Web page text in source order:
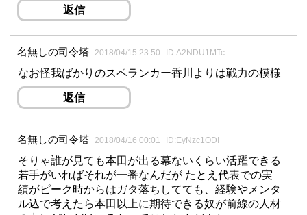
返信
名無しの司令塔 2018/04/15 23:50 ID:A2NDU1MTc
なお怪我ばかりのスペランカー香川よりは戦力の模様
返信
名無しの司令塔 2018/04/16 00:01 ID:EyNzc1ODI
そりゃ誰が見ても本田が出る幕ないくらい活躍できる
若手がいればそれが一番なんだが たとえ代表での実
績がピーク時からはガタ落ちしてても、経験やメンタ
ル込で考えたら本田以上に期待できる奴が前線の人材